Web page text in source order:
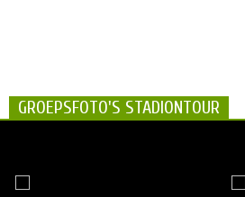
GROEPSFOTO'S STADIONTOUR